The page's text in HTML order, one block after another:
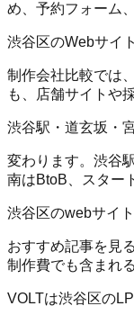
め、予約フォーム
渋谷区のWebサイ
制作会社比較では
も、店舗サイトや
渋谷駅・道玄坂・
変わります。渋谷
南はBtoB、スター
渋谷区のwebサイ
おすすめ記事を見
制作費でも含まれ
VOLTは渋谷区の